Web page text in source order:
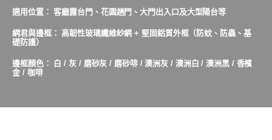
適用位置： 客廳露台門、花園趟門、大門出入口及大型陽台等
網君與邊框： 高韌性玻璃纖維紗網 + 堅固鋁質外框（防蚊、防蟲、基
礎防護）
邊框顏色： 白 / 灰 / 磨砂灰 / 磨砂啡 / 澳洲灰 / 澳洲白 / 澳洲黑 / 香檳
金 / 咖啡